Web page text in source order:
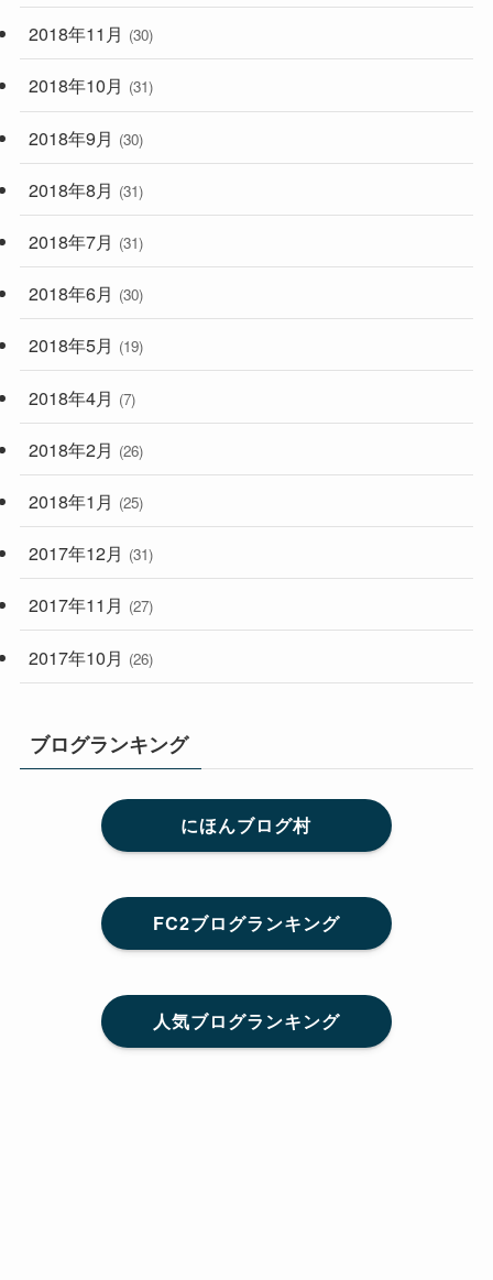
2018年11月 (30)
2018年10月 (31)
2018年9月 (30)
2018年8月 (31)
2018年7月 (31)
2018年6月 (30)
2018年5月 (19)
2018年4月 (7)
2018年2月 (26)
2018年1月 (25)
2017年12月 (31)
2017年11月 (27)
2017年10月 (26)
ブログランキング
にほんブログ村
FC2ブログランキング
人気ブログランキング